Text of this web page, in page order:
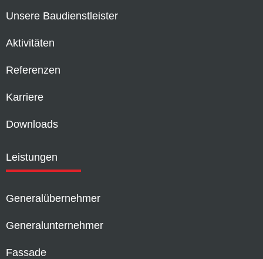
Unsere Baudienstleister
Aktivitäten
Referenzen
Karriere
Downloads
Leistungen
Generalübernehmer
Generalunternehmer
Fassade